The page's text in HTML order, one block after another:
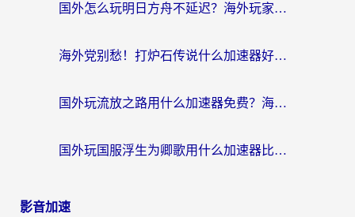
国外怎么玩明日方舟不延迟？海外玩家国服游戏加速终极指南（附DNF梦幻诛仙解决方案）
海外党别愁！打炉石传说什么加速器好用？3个实用技巧解决国服游戏卡顿
国外玩流放之路用什么加速器免费？海外党亲测有效的国服游戏加速指南
国外玩国服浮生为卿歌用什么加速器比较好？海外党亲测不踩坑指南
影音加速